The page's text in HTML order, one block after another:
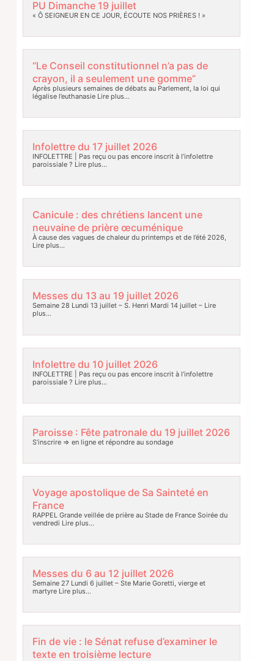
PU Dimanche 19 juillet
« Ô SEIGNEUR EN CE JOUR, ÉCOUTE NOS PRIÈRES ! »
“Le Conseil constitutionnel n’a pas de
crayon, il a seulement une gomme”
Après plusieurs semaines de débats au Parlement, la loi qui
légalise l’euthanasieLire plus…
Infolettre du 17 juillet 2026
INFOLETTRE | Pas reçu ou pas encore inscrit à l’infolettre
paroissiale ? Lire plus…
Canicule : des chrétiens lancent une
neuvaine de prière œcuménique
À cause des vagues de chaleur du printemps et de l’été 2026,
Lire plus…
Messes du 13 au 19 juillet 2026
Semaine 28 Lundi 13 juillet – S. Henri Mardi 14 juillet –Lire
plus…
Infolettre du 10 juillet 2026
INFOLETTRE | Pas reçu ou pas encore inscrit à l’infolettre
paroissiale ? Lire plus…
Paroisse : Fête patronale du 19 juillet 2026
S’inscrire => en ligne et répondre au sondage
Voyage apostolique de Sa Sainteté en
France
RAPPEL Grande veillée de prière au Stade de France Soirée du
vendredi Lire plus…
Messes du 6 au 12 juillet 2026
Semaine 27 Lundi 6 juillet – Ste Marie Goretti, vierge et
martyreLire plus…
Fin de vie : le Sénat refuse d’examiner le
texte en troisième lecture